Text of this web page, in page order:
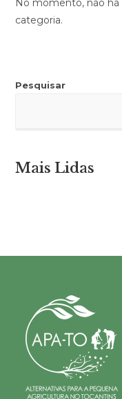
No momento, não
categoria.
Pesquisar
Mais Lidas